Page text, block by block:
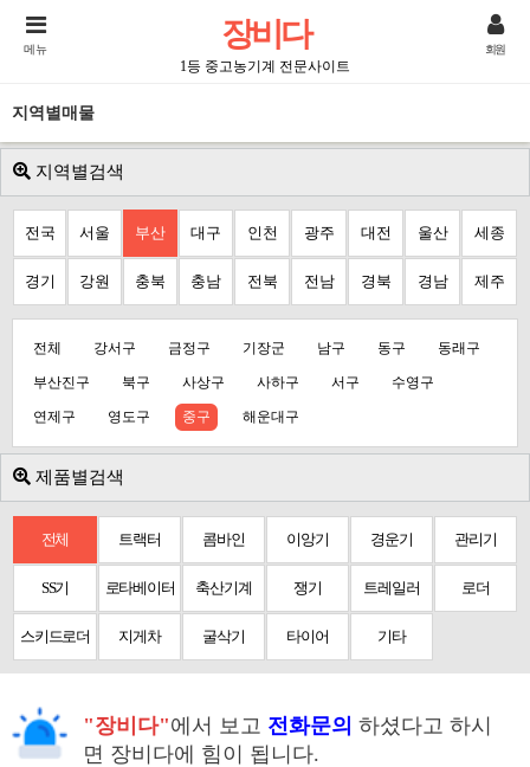
장비다
1등 중고농기계 전문사이트
메뉴 회원
지역별매물
지역별검색
전국 서울 부산 대구 인천 광주 대전 울산 세종
경기 강원 충북 충남 전북 전남 경북 경남 제주
전체 강서구 금정구 기장군 남구 동구 동래구
부산진구 북구 사상구 사하구 서구 수영구
연제구 영도구 중구 해운대구
제품별검색
전체 트랙터 콤바인 이앙기 경운기 관리기
SS기 로타베이터 축산기계 쟁기 트레일러 로더
스키드로더 지게차 굴삭기 타이어 기타
"장비다"에서 보고 전화문의 하셨다고 하시
면 장비다에 힘이 됩니다.